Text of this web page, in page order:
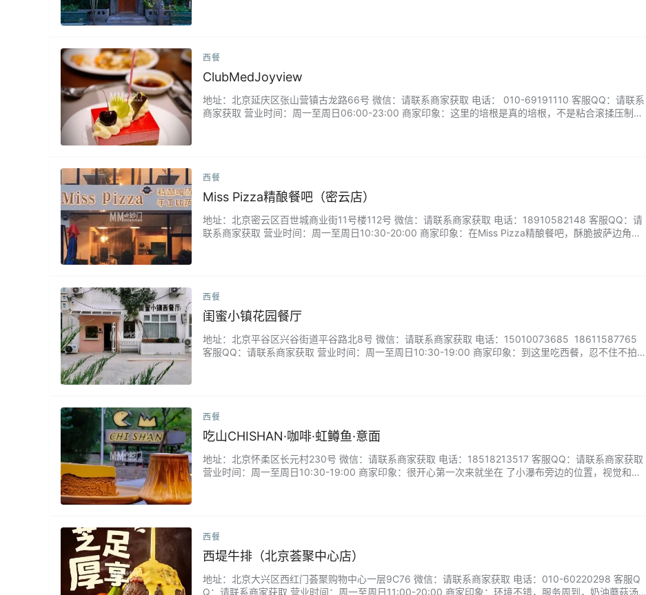
西餐
ClubMedJoyview
地址：北京延庆区张山营镇古龙路66号 微信：请联系商家获取 电话： 010-69191110 客服QQ：请联系
商家获取 营业时间：周一至周日06:00-23:00 商家印象：这里的培根是真的培根，不是粘合滚揉压制
西餐
Miss Pizza精酿餐吧（密云店）
地址：北京密云区百世城商业街11号楼112号 微信：请联系商家获取 电话：18910582148 客服QQ：请
联系商家获取 营业时间：周一至周日10:30-20:00 商家印象：在Miss Pizza精酿餐吧，酥脆披萨边角撞
西餐
闺蜜小镇花园餐厅
地址：北京平谷区兴谷街道平谷路北8号 微信：请联系商家获取 电话：15010073685 18611587765
客服QQ：请联系商家获取 营业时间：周一至周日10:30-19:00 商家印象：到这里吃西餐，忍不住不拍
西餐
吃山CHISHAN·咖啡·虹鳟鱼·意面
地址：北京怀柔区长元村230号 微信：请联系商家获取 电话：18518213517 客服QQ：请联系商家获取
营业时间：周一至周日10:30-19:00 商家印象：很开心第一次来就坐在 了小瀑布旁边的位置，视觉和听
西餐
西堤牛排（北京荟聚中心店）
地址：北京大兴区西红门荟聚购物中心一层9C76 微信：请联系商家获取 电话：010-60220298 客服Q
Q：请联系商家获取 营业时间：周一至周日11:00-20:00 商家印象：环境不错，服务周到，奶油蘑菇汤很